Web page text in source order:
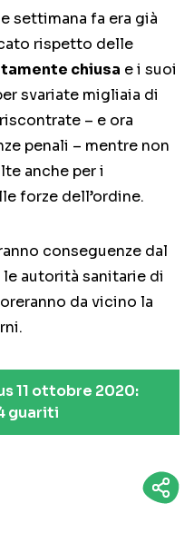
settimana fa era già
rispetto delle
chiusa e i suoi
svariate migliaia di
– e ora
penali – mentre non
anche per i
forze dell’ordine.
conseguenze dal
autorità sanitarie di
da vicino la
11 ottobre 2020:
guariti